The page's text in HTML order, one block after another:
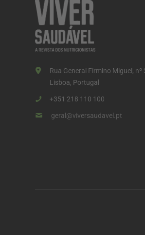
Rua General Firmino Miguel, nº
Lisboa, Portugal
+351 218 110 100
geral@viversaudavel.pt